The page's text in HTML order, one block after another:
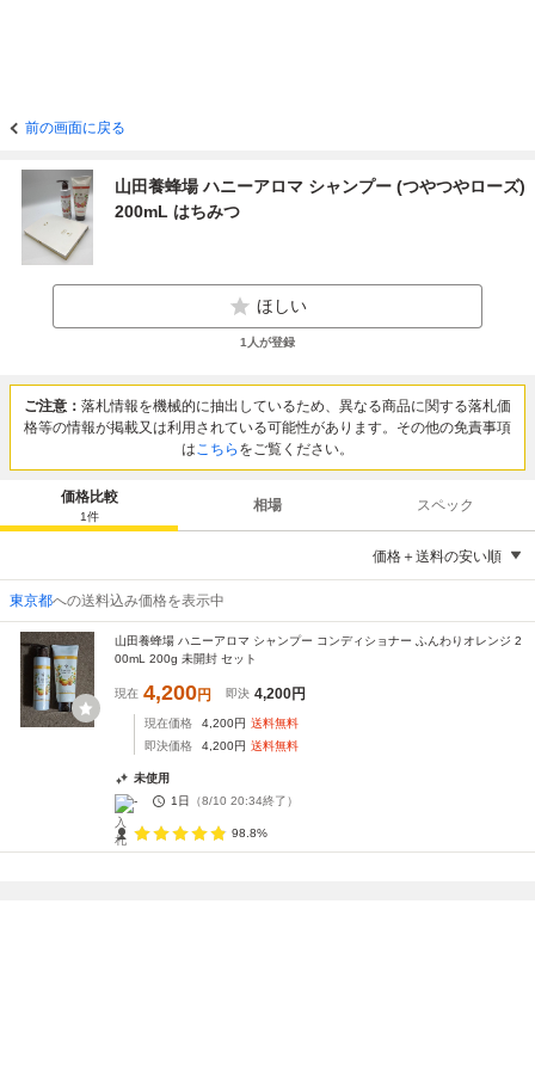
前の画面に戻る
山田養蜂場 ハニーアロマ シャンプー (つやつやローズ)
200mL はちみつ
ほしい
1 人が登録
ご注意： 落札情報を機械的に抽出しているため、異なる商品に関する落札価
格等の情報が掲載又は利用されている可能性があります。その他の免責事項
はこちら をご覧ください。
価格比較
1件
相場 スペック
価格＋送料の安い順
東京都への送料込み価格を表示中
山田養蜂場 ハニーアロマ シャンプー コンディショナー ふんわりオレンジ 2
00mL 200g 未開封 セット
現在 4,200円 即決 4,200円
現在価格 4,200円 送料無料
即決価格
4,200円 送料無料
未使用
-
1日 （8/10 20:34終了）
98.8%